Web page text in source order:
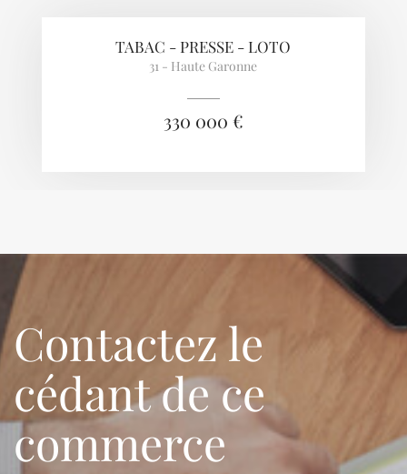
TABAC - PRESSE - LOTO
31 - Haute Garonne
330 000 €
Contactez le
cédant de ce
commerce